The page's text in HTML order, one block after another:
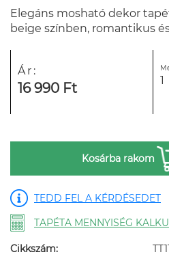
Elegáns mosható dekor
beige színben, romantikus
Ár:
16 990 Ft
Kosárba rakom
TEDD FEL A KÉRDÉSEDET
TAPÉTA MENNYISÉG
Cikkszám: